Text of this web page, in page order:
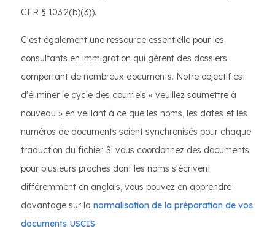
CFR § 103.2(b)(3)).
C'est également une ressource essentielle pour les
consultants en immigration qui gèrent des dossiers
comportant de nombreux documents. Notre objectif est
d'éliminer le cycle des courriels « veuillez soumettre à
nouveau » en veillant à ce que les noms, les dates et les
numéros de documents soient synchronisés pour chaque
traduction du fichier. Si vous coordonnez des documents
pour plusieurs proches dont les noms s'écrivent
différemment en anglais, vous pouvez en apprendre
davantage sur la normalisation de la préparation de vos
documents USCIS.